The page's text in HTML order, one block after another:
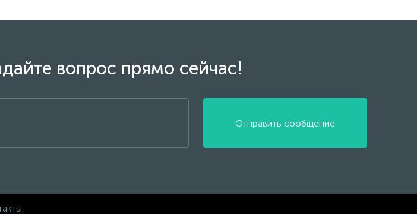
вопрос прямо сейчас!
Отправить сообщение